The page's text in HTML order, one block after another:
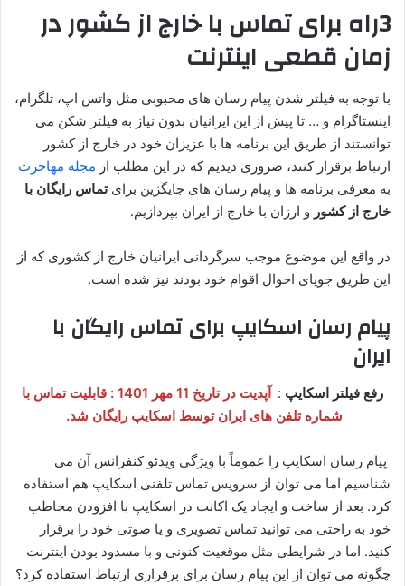
3راه برای تماس با خارج از کشور در
زمان قطعی اینترنت
با توجه به فیلتر شدن پیام رسان های محبوبی مثل واتس اپ، تلگرام،
اینستاگرام و … تا پیش از این ایرانیان بدون نیاز به فیلتر شکن می
توانستند از طریق این برنامه ها با عزیزان خود در خارج از کشور
ارتباط برقرار کنند، ضروری دیدیم که در این مطلب از مجله مهاجرت
به معرفی برنامه ها و پیام رسان های جایگزین برایتماس رایگان با
خارج از کشور و ارزان با خارج از ایران بپردازیم.
در واقع این موضوع موجب سرگردانی ایرانیان خارج از کشوری که از
این طریق جویای احوال اقوام خود بودند نیز شده است.
پیام رسان اسکایپ برای تماس رایگان با
ایران
رفع فیلتر اسکایپ :
آپدیت در تاریخ 11 مهر 1401 : قابلیت تماس با
شماره تلفن های ایران توسط اسکایپ رایگان شد.
پیام رسان اسکایپ را عموماً با ویژگی ویدئو کنفرانس آن می
شناسیم اما می توان از سرویس تماس تلفنی اسکایپ هم استفاده
کرد. بعد از ساخت و ایجاد یک اکانت در اسکایپ با افزودن مخاطب
خود به راحتی می توانید تماس تصویری و یا صوتی خود را برقرار
کنید. اما در شرایطی مثل موقعیت کنونی و با مسدود بودن اینترنت
چگونه می توان از این پیام رسان برای برقراری ارتباط استفاده کرد؟